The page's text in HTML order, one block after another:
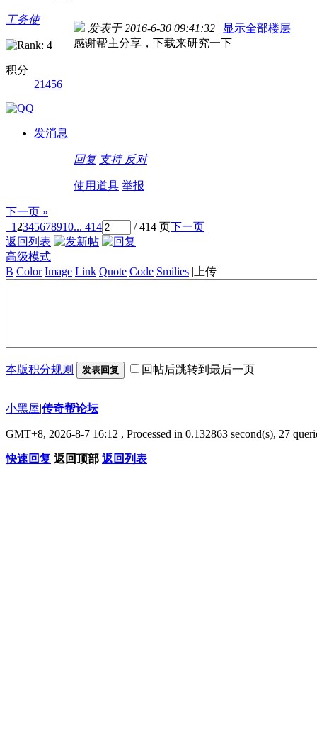
工务使
积分
21456
发消息
发表于 2016-6-30 09:41:32 | 显示全部楼层
感谢帮主分享，下载来研究一下
回复 支持 反对
使用道具 举报
下一页 »
12345678910... 414 / 414 页下一页
返回列表
高级模式
B Color Image Link Quote Code Smilies | 上传
本版积分规则 发表回复 回帖后跳转到最后一页
小黑屋|传奇帮论坛
GMT+8, 2026-8-7 16:12 , Processed in 0.132863 second(s), 27
快速回复 返回顶部 返回列表